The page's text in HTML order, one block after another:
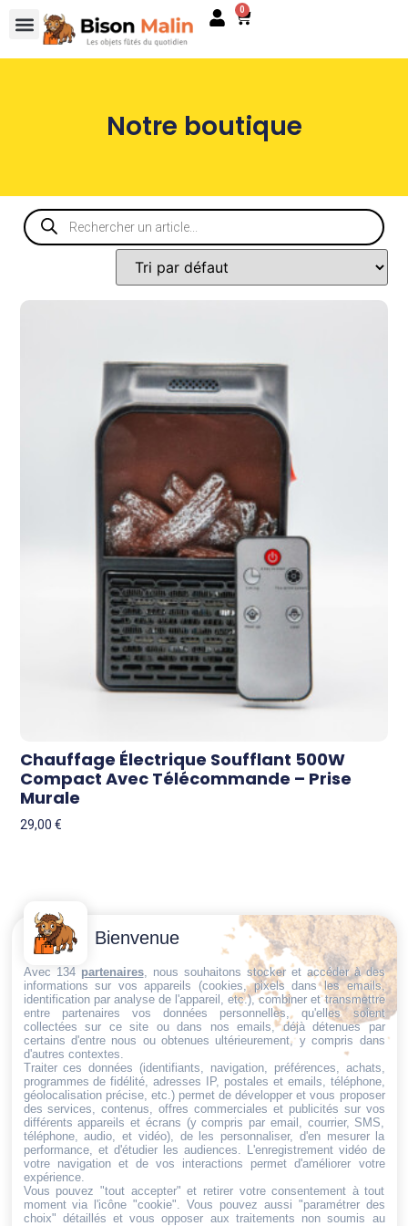
0
Notre boutique
Chauffage Électrique Soufflant 500W
Compact Avec Télécommande – Prise
Murale
29,00€
Trouvez ce qu'il vous faut,
au bon endroit
Conditions
générales
de vente
Politique de
cookies
Politique de
confidentialité
Mentions
légales
Conditions de
retour et de
remboursement
Droit de
rétractation
Contactez-
Nous
Email:
dt@sasbms.fr
Bienvenue
Avec 134 partenaires, nous souhaitons stocker et accéder à des
informations sur vos appareils (cookies, pixels dans les emails,
identification par analyse de l'appareil, etc.), combiner et transmettre
entre partenaires vos données personnelles, qu'elles soient
collectées sur ce site ou dans nos emails, déjà détenues par
certains d'entre nous ou obtenues ultérieurement, y compris dans
d'autres contextes.
Traiter ces données (identifiants, navigation, préférences, achats,
programmes de fidélité, adresses IP, postales et emails, téléphone,
géolocalisation précise, etc.) permet de développer et vous proposer
des services, contenus, offres commerciales et publicités sur vos
différents appareils et écrans (y compris par email, courrier, SMS,
téléphone, audio, et vidéo), de les personnaliser, d'en mesurer la
performance, et d'étudier les audiences. L'enregistrement vidéo de
votre navigation et de vos interactions permet d'améliorer votre
expérience.
Vous pouvez "tout accepter" et retirer votre consentement à tout
moment via l'icône "cookie" . Vous pouvez aussi "paramétrer des
choix" détaillés et vous opposer aux traitements non soumis au